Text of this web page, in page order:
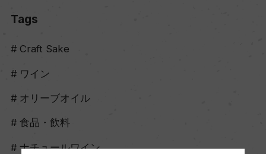
Tags
Craft Sake
ワイン
オリーブオイル
食品・飲料
ナチュールワイン